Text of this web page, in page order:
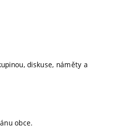
diskuse, náměty a
obce.